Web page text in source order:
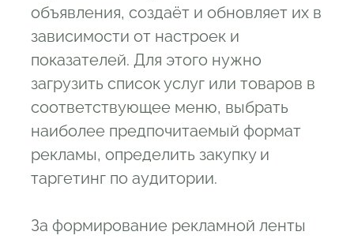
объявления, создаёт и обновляет их в
зависимости от настроек и
показателей. Для этого нужно
загрузить список услуг или товаров в
соответствующее меню, выбрать
наиболее предпочитаемый формат
рекламы, определить закупку и
таргетинг по аудитории.
За формирование рекламной ленты